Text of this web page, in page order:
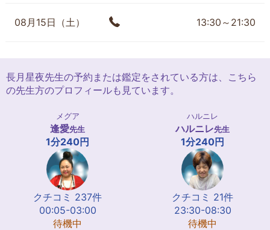
08月15日（土） 13:30～21:30
長月星夜先生の予約または鑑定をされている方は、こちら
の先生方のプロフィールも見ています。
メグア
逢愛先生
1分240円
クチコミ 237件
00:05-03:00
待機中
ハルニレ
ハルニレ先生
1分240円
クチコミ 21件
23:30-08:30
待機中